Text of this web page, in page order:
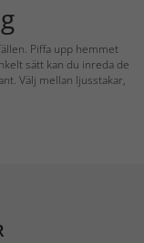
Piffa upp hemmet
sätt kan du inreda de
Välj mellan ljusstakar,